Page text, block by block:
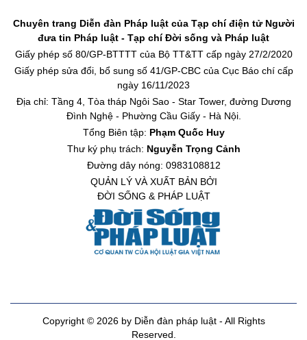
Chuyên trang Diễn đàn Pháp luật của Tạp chí điện tử Người
đưa tin Pháp luật - Tạp chí Đời sống và Pháp luật
Giấy phép số 80/GP-BTTTT của Bộ TT&TT cấp ngày 27/2/2020
Giấy phép sửa đổi, bổ sung số 41/GP-CBC của Cục Báo chí cấp
ngày 16/11/2023
Địa chỉ: Tầng 4, Tòa tháp Ngôi Sao - Star Tower, đường Dương
Đình Nghệ - Phường Cầu Giấy - Hà Nội.
Tổng Biên tập: Phạm Quốc Huy
Thư ký phụ trách: Nguyễn Trọng Cảnh
Đường dây nóng: 0983108812
QUẢN LÝ VÀ XUẤT BẢN BỞI
ĐỜI SỐNG & PHÁP LUẬT
Copyright © 2026 by Diễn đàn pháp luật - All Rights
Reserved.